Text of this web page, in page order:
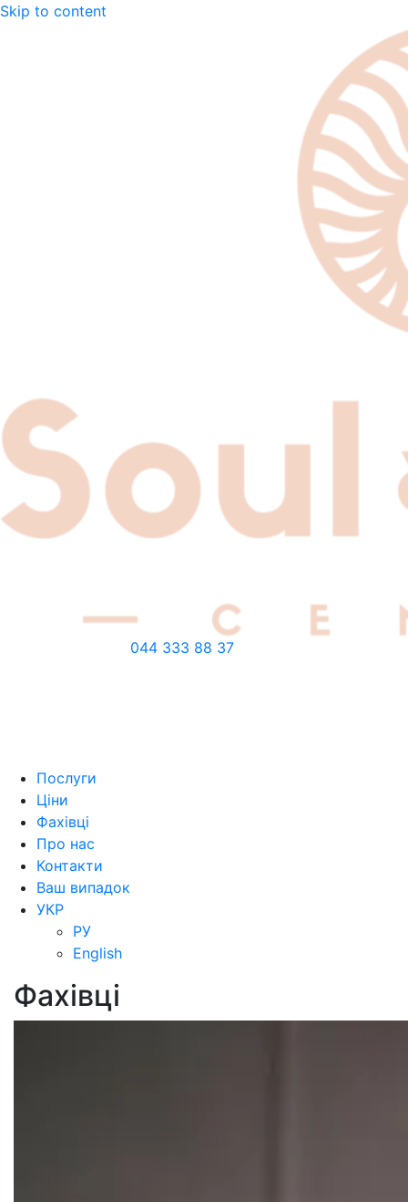
Skip to content
Послуги
Ціни
Фахівці
Про нас
Контакти
Ваш випадок
УКР
РУ
English
044 333 88 37
Фахівці